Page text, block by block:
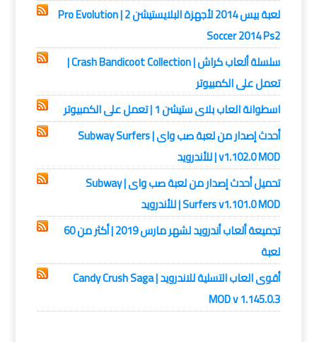
لعبة بيس 2014 لأجهزة البلايستيشن 2 | Pro Evolution
Soccer 2014 Ps2
سلسلة ألعاب كراش | Crash Bandicoot Collection |
تعمل على الكمبيوتر
اسطوانة العاب بلاى ستيشن 1 | تعمل على الكمبيوتر
أحدث إصدار من لعبة صب واى | Subway Surfers
v1.102.0 MOD | للأندرويد
تحميل أحدث إصدار من لعبة صب واى | Subway
Surfers v1.101.0 MOD | للأندرويد
تجميعة ألعاب أندرويد لشهر مارس 2019 | أكثر من 60
لعبة
أقوى العاب التسلية للاندرويد | Candy Crush Saga
MOD v 1.145.0.3